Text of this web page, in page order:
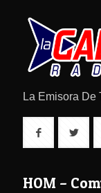
La Emisora De
HOM –